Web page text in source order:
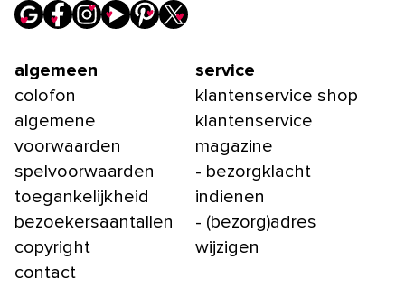
algemeen
colofon
algemene
voorwaarden
spelvoorwaarden
toegankelijkheid
bezoekersaantallen
copyright
contact
service
klantenservice shop
klantenservice
magazine
- bezorgklacht
indienen
- (bezorg)adres
wijzigen